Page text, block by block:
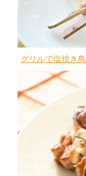
グリルで塩焼き鳥